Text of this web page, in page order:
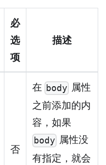
必
选
项
描述
否
在 body 属性
之前添加的内
容，如果
body 属性没
有指定，就会